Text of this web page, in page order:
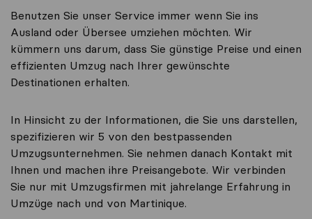
Benutzen Sie unser Service immer wenn Sie ins
Ausland oder Übersee umziehen möchten. Wir
kümmern uns darum, dass Sie günstige Preise und einen
effizienten Umzug nach Ihrer gewünschte
Destinationen erhalten.
In Hinsicht zu der Informationen, die Sie uns darstellen,
spezifizieren wir 5 von den bestpassenden
Umzugsunternehmen. Sie nehmen danach Kontakt mit
Ihnen und machen ihre Preisangebote. Wir verbinden
Sie nur mit Umzugsfirmen mit jahrelange Erfahrung in
Umzüge nach und von Martinique.